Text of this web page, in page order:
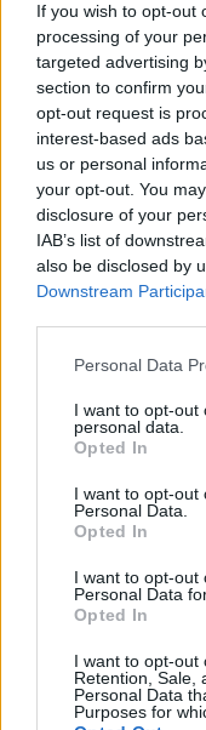
If you wish to opt-out
processing of your
targeted advertising
section to confirm
opt-out request is
interest-based ads
us or personal
your opt-out. You
disclosure of your
IAB’s list of
also be disclosed by
Downstream
Personal Data
I want to opt-out
personal data.
Opted In
I want to opt-out
Personal Data.
Opted In
I want to opt-out
Personal Data
Opted In
I want to opt-out
Retention, Sale,
Personal Data
Purposes for
Zmiana
Od
mam
cm
tłumacząc, że
może
Orliflique nie
Co robić ?
Forum: